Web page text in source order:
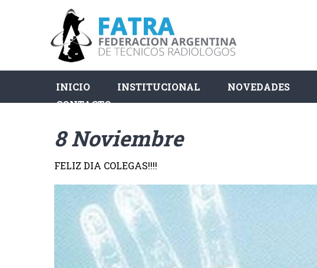
INICIO INSTITUCIONAL NOVEDADES
CONTACTO
8 Noviembre
FELIZ DIA COLEGAS!!!!